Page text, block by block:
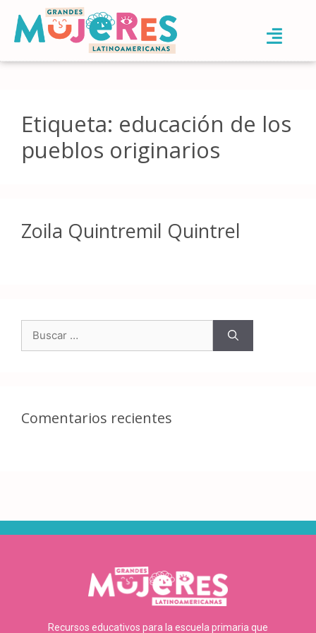
Etiqueta: educación de los
pueblos originarios
Zoila Quintremil Quintrel
Comentarios recientes
Recursos educativos para la escuela primaria que